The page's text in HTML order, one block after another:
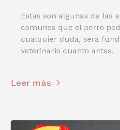
Estas son algunas de las
comunes que el perro
cualquier duda, será
veterinario cuanto antes.
Leer más